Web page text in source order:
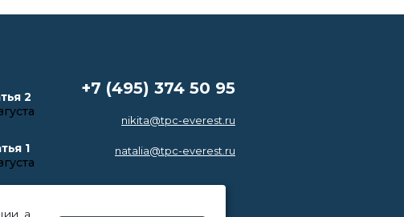
2
1
+7 (495) 374 50 95
nikita@tpc-everest.ru
natalia@tpc-everest.ru
а